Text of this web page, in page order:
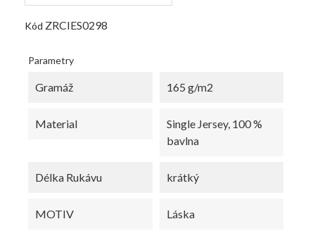
Kód ZRCIES0298
Parametry
Gramáž 165 g/m2
Material
Single Jersey, 100 %
bavlna
Délka Rukávu krátký
MOTIV Láska